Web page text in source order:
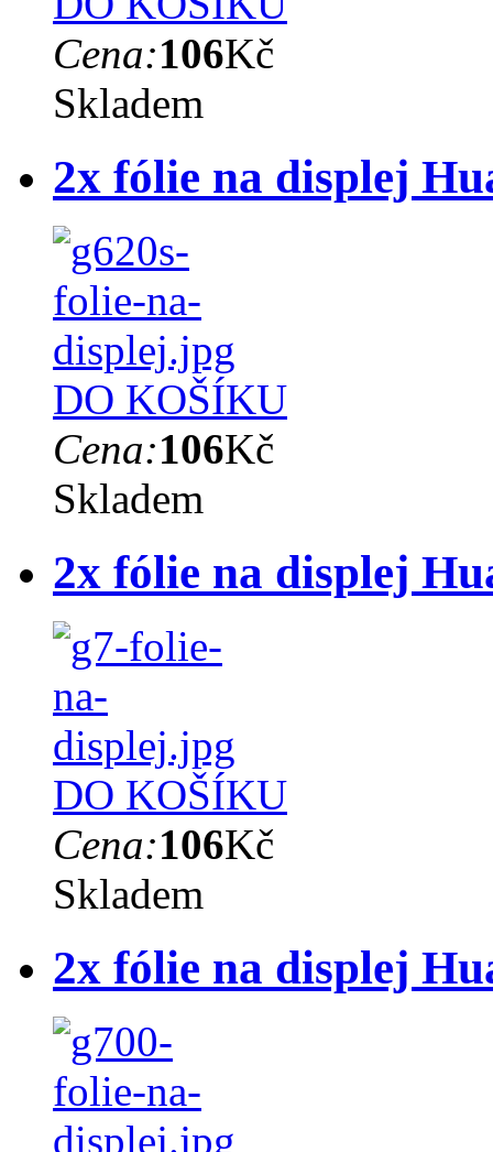
Cena:106Kč
Skladem
2x fólie na displej
DO KOŠÍKU
Cena:106Kč
Skladem
2x fólie na displej
DO KOŠÍKU
Cena:106Kč
Skladem
2x fólie na displej